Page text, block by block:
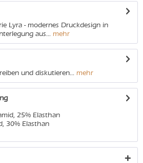
Lyra - modernes Druckdesign in
aus... mehr
und diskutieren... mehr
25% Elasthan
30% Elasthan